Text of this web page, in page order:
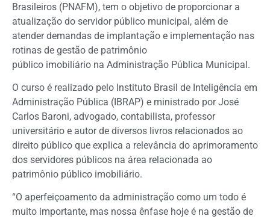
Brasileiros (PNAFM), tem o objetivo de proporcionar a
atualização do servidor público municipal, além de
atender demandas de implantação e implementação nas
rotinas de gestão de patrimônio
público imobiliário na Administração Pública Municipal.
O curso é realizado pelo Instituto Brasil de Inteligência em
Administração Pública (IBRAP) e ministrado por José
Carlos Baroni, advogado, contabilista, professor
universitário e autor de diversos livros relacionados ao
direito público que explica a relevância do aprimoramento
dos servidores públicos na área relacionada ao
patrimônio público imobiliário.
“O aperfeiçoamento da administração como um todo é
muito importante, mas nossa ênfase hoje é na gestão de